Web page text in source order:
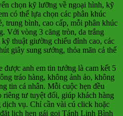
chọn kỹ lưỡng về ngoại hình, kỹ
có thể lựa chọn các phân khúc
trung bình, cao cấp, mỗi phân khúc
Với vòng 3 căng tròn, da trắng
thuật giường chiếu đỉnh cao, các
giây sung sướng, thỏa mãn cả thể
anh em tin tưởng là cam kết 5
tráo hàng, không ảnh ảo, không
tin cá nhân. Mỗi cuộc hẹn đều
riêng tư tuyệt đối, giúp khách hàng
vụ. Chỉ cần vài cú click hoặc
lịch hẹn gái gọi Tánh Linh Bình